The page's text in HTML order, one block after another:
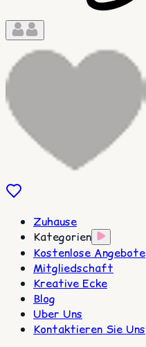
Zuhause
Kategorien
Kostenlose Angebote
Mitgliedschaft
Kreative Ecke
Blog
Uber Uns
Kontaktieren Sie Uns